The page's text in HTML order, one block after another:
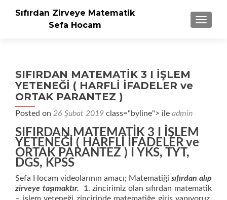
Sıfırdan Zirveye Matematik
Sefa Hocam
SIFIRDAN MATEMATİK 3 I İŞLEM
YETENEĞİ ( HARFLİ İFADELER ve
ORTAK PARANTEZ )
Posted on 26 Şubat 2019 class="byline"> ile admin
SIFIRDAN MATEMATİK 3 I İŞLEM
YETENEĞİ ( HARFLİ İFADELER ve
ORTAK PARANTEZ ) I YKS, TYT,
DGS, KPSS
Sefa Hocam videolarının amacı; Matematiği sıfırdan alıp
zirveye taşımaktır. 1. zincirimiz olan sıfırdan matematik